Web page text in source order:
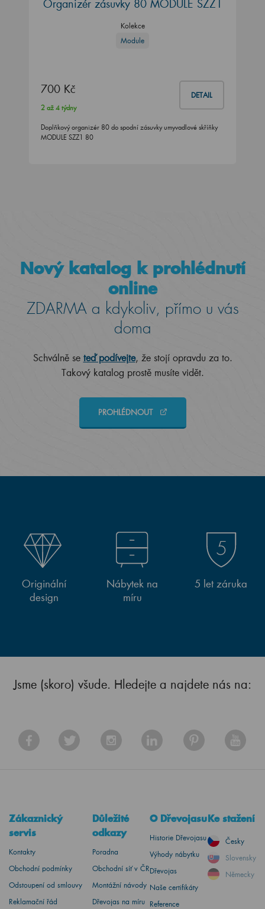
Organizér zásuvky 80 MODULE SZZ1
Kolekce
Module
700 Kč DETAIL
2 až 4 týdny
Doplňkový organizér 80 do spodní zásuvky umyvadlové skříňky
MODULE SZZ1 80
Nový katalog k prohlédnutí
online
ZDARMA a kdykoliv, přímo u vás
doma
Schválně se teď podívejte, že stojí opravdu za to.
Takový katalog prostě musíte vidět.
PROHLÉDNOUT
Originální
design
Nábytek na
míru
5 let záruka
Jsme (skoro) všude. Hledejte a najdete nás na:
Zákaznický
servis
Kontakty
Obchodní podmínky
Odstoupení od smlouvy
Reklamační řád
Důležité
odkazy
Poradna
Obchodní síť v ČR
Montážní návody
Dřevojas na míru
O Dřevojasu
Historie Dřevojasu
Výhody nábytku
Dřevojas
Naše certifikáty
Reference
Ke stažení
Česky
Slovensky
Německy